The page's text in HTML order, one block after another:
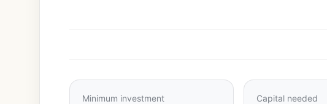
Minimum investment Capital needed